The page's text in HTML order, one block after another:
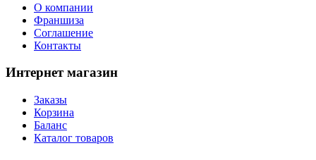
О компании
Франшиза
Соглашение
Контакты
Интернет магазин
Заказы
Корзина
Баланс
Каталог товаров